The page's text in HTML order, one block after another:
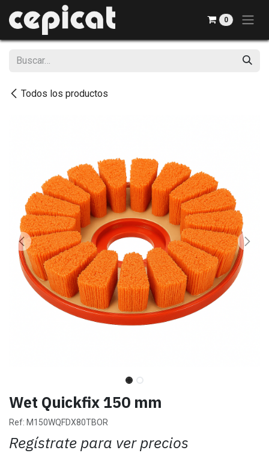
0
Todos los productos
Wet Quickfix 150 mm
Ref: M150WQFDX80TBOR
Regístrate para ver precios